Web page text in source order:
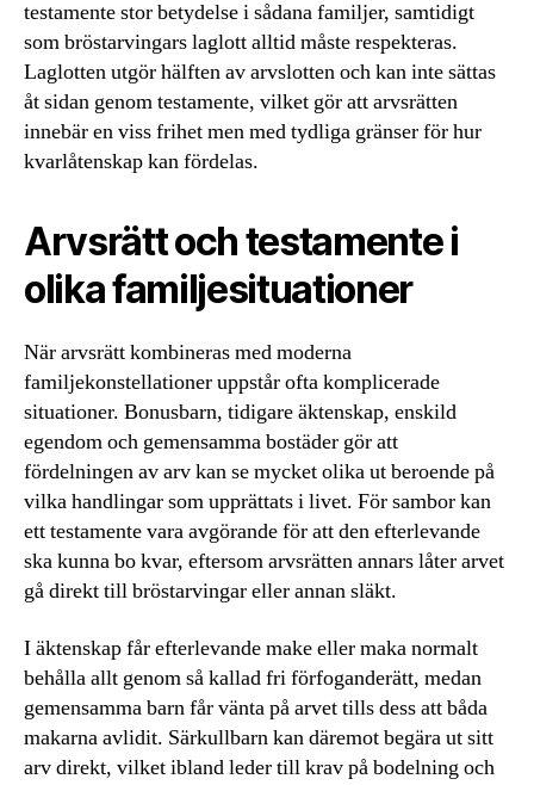
testamente stor betydelse i sådana familjer, samtidigt
som bröstarvingars laglott alltid måste respekteras.
Laglotten utgör hälften av arvslotten och kan inte sättas
åt sidan genom testamente, vilket gör att arvsrätten
innebär en viss frihet men med tydliga gränser för hur
kvarlåtenskap kan fördelas.
Arvsrätt och testamente i
olika familjesituationer
När arvsrätt kombineras med moderna
familjekonstellationer uppstår ofta komplicerade
situationer. Bonusbarn, tidigare äktenskap, enskild
egendom och gemensamma bostäder gör att
fördelningen av arv kan se mycket olika ut beroende på
vilka handlingar som upprättats i livet. För sambor kan
ett testamente vara avgörande för att den efterlevande
ska kunna bo kvar, eftersom arvsrätten annars låter arvet
gå direkt till bröstarvingar eller annan släkt.
I äktenskap får efterlevande make eller maka normalt
behålla allt genom så kallad fri förfoganderätt, medan
gemensamma barn får vänta på arvet tills dess att båda
makarna avlidit. Särkullbarn kan däremot begära ut sitt
arv direkt, vilket ibland leder till krav på bodelning och